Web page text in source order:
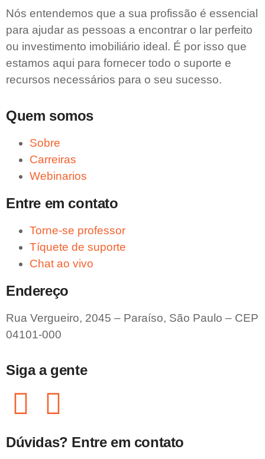
Nós entendemos que a sua profissão é essencial
para ajudar as pessoas a encontrar o lar perfeito
ou investimento imobiliário ideal. É por isso que
estamos aqui para fornecer todo o suporte e
recursos necessários para o seu sucesso.
Quem somos
Sobre
Carreiras
Webinarios
Entre em contato
Torne-se professor
Tíquete de suporte
Chat ao vivo
Endereço
Rua Vergueiro, 2045 – Paraíso, São Paulo – CEP
04101-000
Dúvidas? Entre em contato
Siga a gente